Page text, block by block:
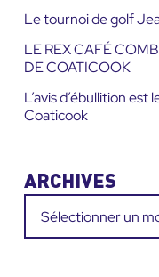
Le tournoi de golf
LE REX CAFÉ
DE COATICOOK
L’avis d’ébullition
Coaticook
ARCHIVES
Archives